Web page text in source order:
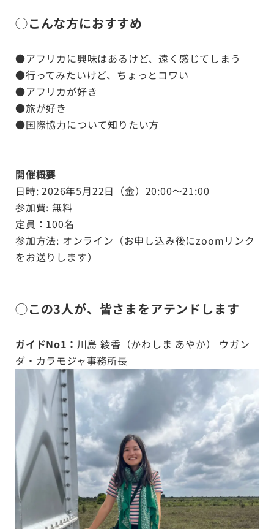
◯こんな方におすすめ
●アフリカに興味はあるけど、遠く感じてしまう
●行ってみたいけど、ちょっとコワい
●アフリカが好き
●旅が好き
●国際協力について知りたい方
開催概要
日時: 2026年5月22日（金）20:00～21:00
参加費: 無料
定員：100名
参加方法: オンライン（お申し込み後にzoomリンク
をお送りします）
◯この3人が、皆さまをアテンドします
ガイドNo1： 川島 綾香（かわしま あやか） ウガン
ダ・カラモジャ事務所長